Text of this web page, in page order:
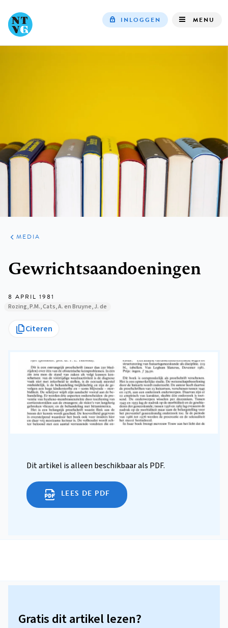
INLOGGEN MENU
ARTIKELEN
VARIA
MEDIA
Gewrichtsaandoeningen
8 APRIL 1981
Rozing, P.M., Cats, A. en Bruyne, J. de
Citeren
Dit artikel is alleen beschikbaar als PDF.
LEES DE PDF
Gratis dit artikel lezen?